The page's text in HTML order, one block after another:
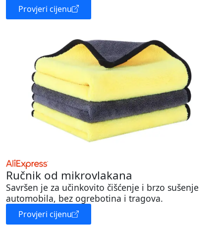
Provjeri cijenu
Ručnik od mikrovlakana
Savršen je za učinkovito čišćenje i brzo sušenje
automobila, bez ogrebotina i tragova.
Provjeri cijenu